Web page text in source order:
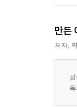
IV. 설
V. 도
만든
저자,